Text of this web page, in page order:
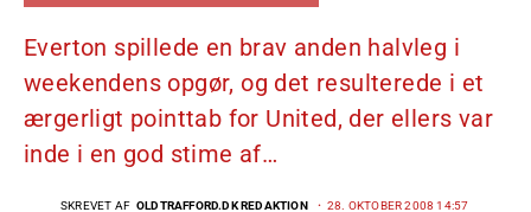
Everton spillede en brav anden halvleg i
weekendens opgør, og det resulterede i et
ærgerligt pointtab for United, der ellers var
inde i en god stime af…
SKREVET AF OLDTRAFFORD.DK REDAKTION 28. OKTOBER 2008 14:57